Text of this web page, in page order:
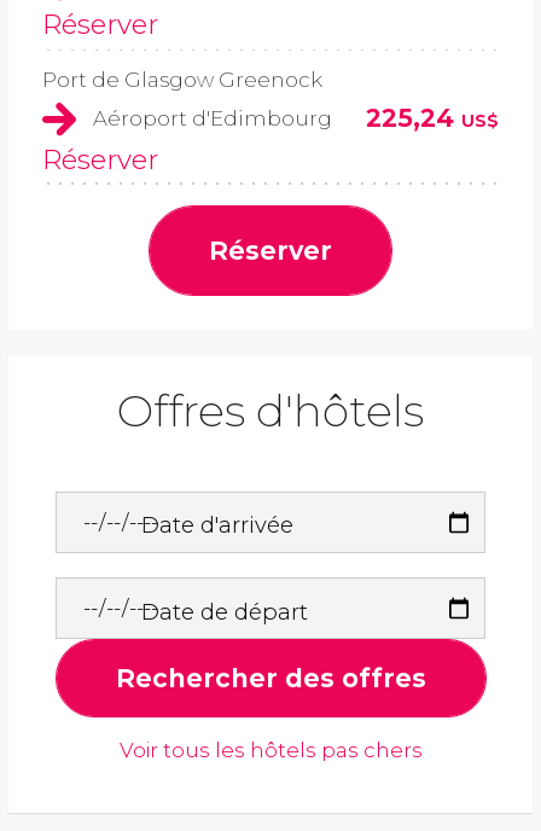
Réserver
Port de Glasgow Greenock
Aéroport d'Edimbourg
225,24 US$
Réserver
Réserver
Offres d'hôtels
Date d'arrivée
Date de départ
Rechercher des offres
Voir tous les hôtels pas chers